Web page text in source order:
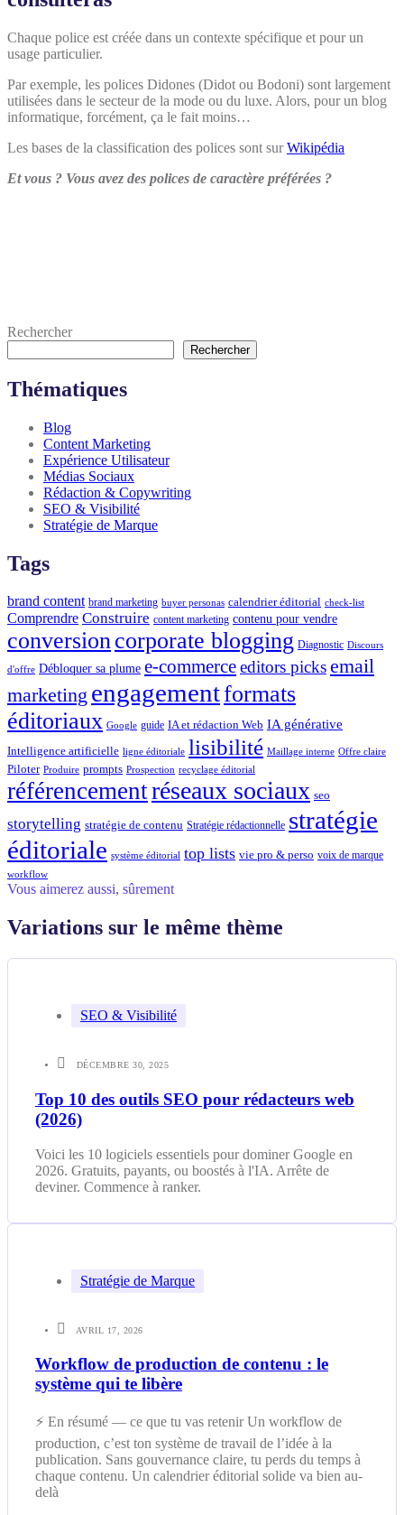
Chaque police est créée dans un contexte spécifique et pour un
usage particulier.
Par exemple, les polices Didones (Didot ou Bodoni) sont largement
utilisées dans le secteur de la mode ou du luxe. Alors, pour un blog
informatique, forcément, ça le fait moins…
Les bases de la classification des polices sont surWikipédia
Et vous ? Vous avez des polices de caractère préférées ?
Rechercher
Rechercher
Thématiques
Blog
Content Marketing
Expérience Utilisateur
Médias Sociaux
Rédaction & Copywriting
SEO & Visibilité
Stratégie de Marque
Tags
brand content brand marketing buyer personas calendrier éditorial check-list
Comprendre Construire content marketing contenu pour vendre
conversioncorporate blogging Diagnostic Discours
d'offre Débloquer sa plume e-commerceeditors picksemail
marketing engagementformats
éditoriaux Google guide IA et rédaction Web IA générative
Intelligence artificielle ligne éditoriale lisibilité Maillage interne Offre claire
Piloter Produire prompts Prospection recyclage éditorial
référencementréseaux sociaux seo
storytelling stratégie de contenu Stratégie rédactionnelle stratégie
éditoriale système éditorial top lists vie pro & perso voix de marque
workflow
Vous aimerez aussi, sûrement
Variations sur le même thème
SEO & Visibilité
DÉCEMBRE 30, 2025
Top 10 des outils SEO pour rédacteurs web
(2026)
Voici les 10 logiciels essentiels pour dominer Google en
2026. Gratuits, payants, ou boostés à l'IA. Arrête de
deviner. Commence à ranker.
Stratégie de Marque
AVRIL 17, 2026
Workflow de production de contenu : le
système qui te libère
⚡ En résumé — ce que tu vas retenir Un workflow de
production, c’est ton système de travail de l’idée à la
publication. Sans gouvernance claire, tu perds du temps à
chaque contenu. Un calendrier éditorial solide va bien au-
delà